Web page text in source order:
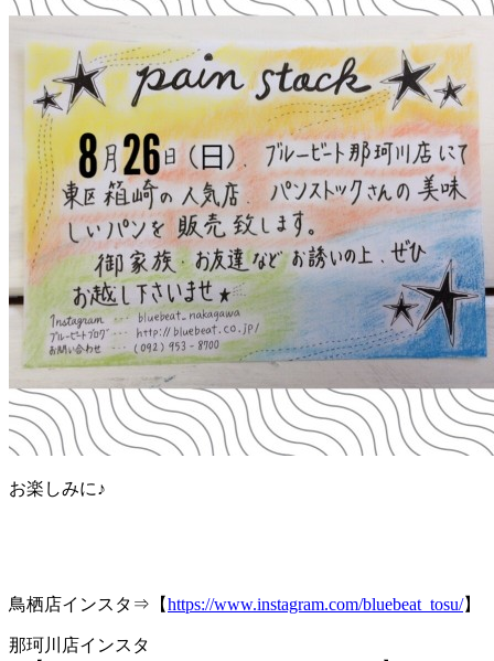
お楽しみに♪
鳥栖店インスタ⇒【https://www.instagram.com/bluebeat_tosu/】
那珂川店インスタ